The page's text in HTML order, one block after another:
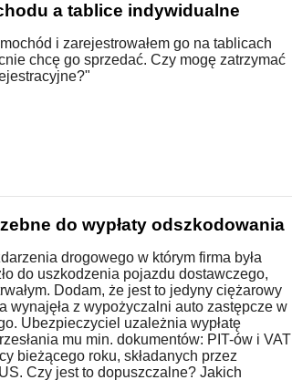
a tablice indywidualne
i zarejestrowałem go na tablicach
chcę go sprzedać. Czy mogę zatrzymać
do wypłaty odszkodowania
drogowego w którym firma była
do uszkodzenia pojazdu dostawczego,
Dodam, że jest to jedyny ciężarowy
wynajęła z wypożyczalni auto zastępcze w
Ubezpieczyciel uzależnia wypłatę
mu min. dokumentów: PIT-ów i VAT
bieżącego roku, składanych przez
Czy jest to dopuszczalne? Jakich